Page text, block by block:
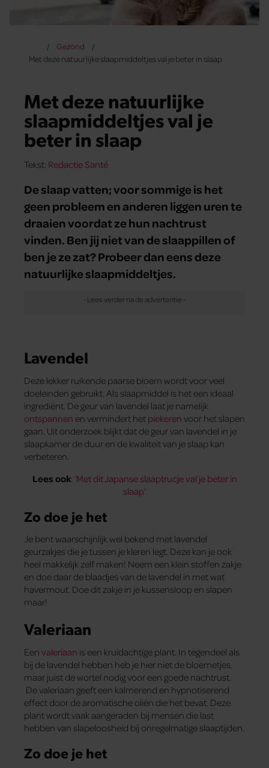
Gezond
Met deze natuurlijke slaapmiddeltjes val je beter in slaap
Met deze natuurlijke
slaapmiddeltjes val je
beter in slaap
Tekst: Redactie Santé
De slaap vatten; voor sommige is het
geen probleem en anderen liggen uren te
draaien voordat ze hun nachtrust
vinden. Ben jij niet van de slaappillen of
ben je ze zat? Probeer dan eens deze
natuurlijke slaapmiddeltjes.
Lavendel
Deze lekker ruikende paarse bloem wordt voor veel
doeleinden gebruikt. Als slaapmiddel is het een ideaal
ingrediënt. De geur van lavendel laat je namelijk
ontspannen en vermindert het piekeren voor het slapen
gaan. Uit onderzoek blijkt dat de geur van lavendel in je
slaapkamer de duur en de kwaliteit van je slaap kan
verbeteren.
Lees ook: ‘Met dit Japanse slaaptrucje val je beter in
slaap‘
Zo doe je het
Je bent waarschijnlijk wel bekend met lavendel
geurzakjes die je tussen je kleren legt. Deze kan je ook
heel makkelijk zelf maken! Neem een klein stoffen zakje
en doe daar de blaadjes van de lavendel in met wat
havermout. Doe dit zakje in je kussensloop en slapen
maar!
Valeriaan
Een valeriaan is een kruidachtige plant. In tegendeel als
bij de lavendel hebben heb je hier niet de bloemetjes,
maar juist de wortel nodig voor een goede nachtrust.
De valeriaan geeft een kalmerend en hypnotiserend
effect door de aromatische oliën die het bevat. Deze
plant wordt vaak aangeraden bij mensen die last
hebben van slapeloosheid bij onregelmatige slaaptijden.
Zo doe je het